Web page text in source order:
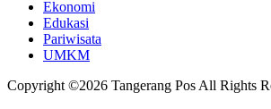
Ekonomi
Edukasi
Pariwisata
UMKM
Copyright ©2026 Tangerang Pos All Rights